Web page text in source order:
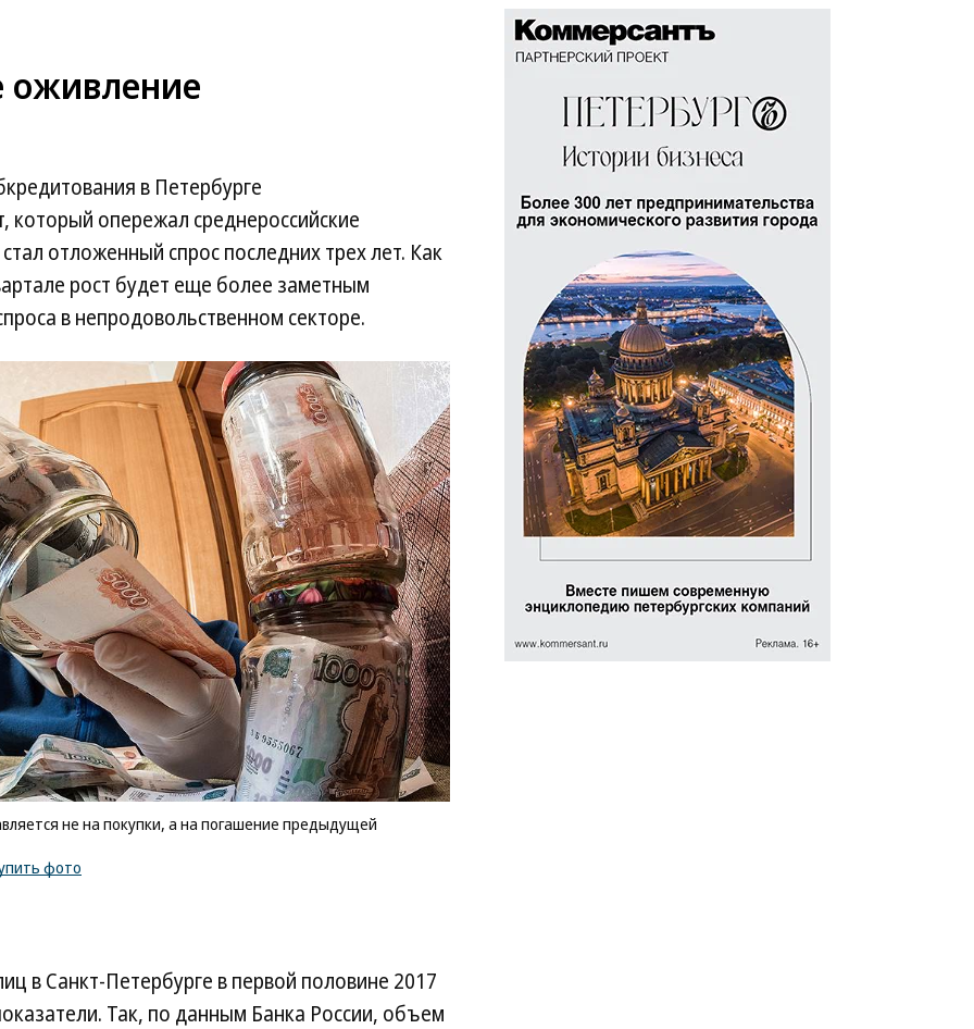
оживление
в Петербурге
опережал среднероссийские
отложенный спрос последних трех лет. Как
рост будет еще более заметным
в непродовольственном секторе.
не на покупки, а на погашение предыдущей
фото
в Санкт-Петербурге в первой половине 2017
Так, по данным Банка России, объем